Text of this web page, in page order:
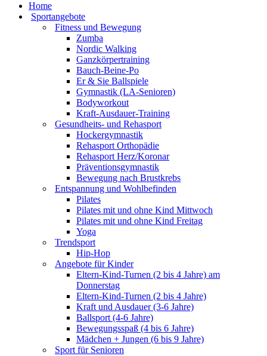
Home
Sportangebote
Fitness und Bewegung
Zumba
Nordic Walking
Ganzkörpertraining
Bauch-Beine-Po
Er & Sie Ballspiele
Gymnastik (LA-Senioren)
Bodyworkout
Kraft-Ausdauer-Training
Gesundheits- und Rehasport
Hockergymnastik
Rehasport Orthopädie
Rehasport Herz/Koronar
Präventionsgymnastik
Bewegung nach Brustkrebs
Entspannung und Wohlbefinden
Pilates
Pilates mit und ohne Kind Mittwoch
Pilates mit und ohne Kind Freitag
Yoga
Trendsport
Hip-Hop
Angebote für Kinder
Eltern-Kind-Turnen (2 bis 4 Jahre) am
Donnerstag
Eltern-Kind-Turnen (2 bis 4 Jahre)
Kraft und Ausdauer (3-6 Jahre)
Ballsport (4-6 Jahre)
Bewegungsspaß (4 bis 6 Jahre)
Mädchen + Jungen (6 bis 9 Jahre)
Sport für Senioren